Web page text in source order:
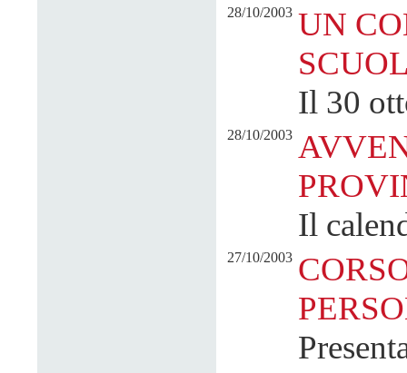
28/10/2003 UN
Il 30
28/10/2003
Il
27/10/2003